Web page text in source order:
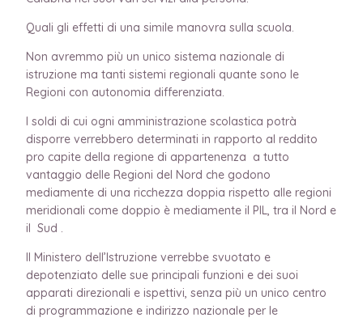
Quali gli effetti di una simile manovra sulla scuola.
Non avremmo più un unico sistema nazionale di
istruzione ma tanti sistemi regionali quante sono le
Regioni con autonomia differenziata.
I soldi di cui ogni amministrazione scolastica potrà
disporre verrebbero determinati in rapporto al reddito
pro capite della regione di appartenenza a tutto
vantaggio delle Regioni del Nord che godono
mediamente di una ricchezza doppia rispetto alle regioni
meridionali come doppio è mediamente il PIL, tra il Nord e
il Sud .
Il Ministero dell’Istruzione verrebbe svuotato e
depotenziato delle sue principali funzioni e dei suoi
apparati direzionali e ispettivi, senza più un unico centro
di programmazione e indirizzo nazionale per le